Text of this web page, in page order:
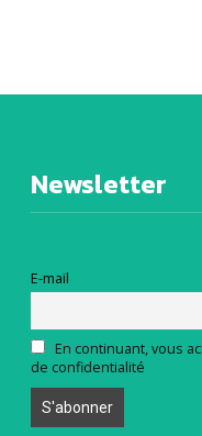
Newsletter
E-mail
En continuant, vous
de confidentialité